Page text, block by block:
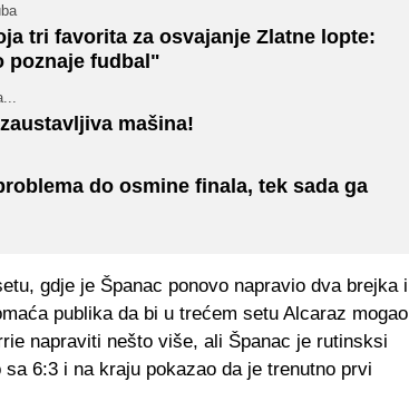
tri favorita za osvajanje Zlatne lopte:
poznaje fudbal"
mašina!
do osmine finala, tek sada ga
gdje je Španac ponovo napravio dva brejka i
publika da bi u trećem setu Alcaraz mogao
napraviti nešto više, ali Španac je rutinsksi
6:3 i na kraju pokazao da je trenutno prvi